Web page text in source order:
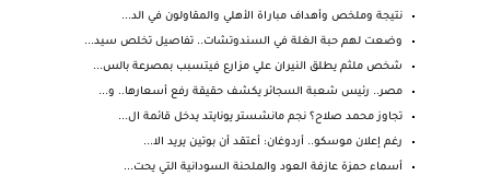
نتيجة وملخص وأهداف مباراة الأهلي والمقاولون في الد...
وضعت لهم حبة الغلة في السندوتشات.. تفاصيل تخلص سيد...
شخص ملثم يطلق النيران علي مزارع فيتسبب بمصرعة بالس...
مصر.. رئيس شعبة السجائر يكشف حقيقة رفع أسعارها.. و...
تجاوز محمد صلاح؟ نجم مانشستر يونايتد يدخل قائمة ال...
رغم إعلان موسكو.. أردوغان: أعتقد أن بوتين يريد الا...
أسماء حمزة عازفة العود والملحنة السودانية التي يحت...